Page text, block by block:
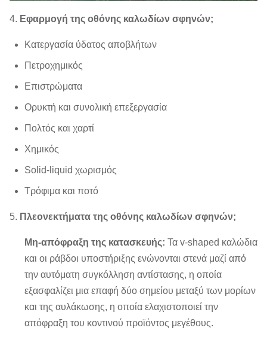
4. Εφαρμογή της οθόνης καλωδίων σφηνών;
Κατεργασία ύδατος αποβλήτων
Πετροχημικός
Επιστρώματα
Ορυκτή και συνολική επεξεργασία
Πολτός και χαρτί
Χημικός
Solid-liquid χωρισμός
Τρόφιμα και ποτό
5. Πλεονεκτήματα της οθόνης καλωδίων σφηνών;
Μη-απόφραξη της κατασκευής: Τα v-shaped καλώδια
και οι ράβδοι υποστήριξης ενώνονται στενά μαζί από
την αυτόματη συγκόλληση αντίστασης, η οποία
εξασφαλίζει μια επαφή δύο σημείου μεταξύ των μορίων
και της αυλάκωσης, η οποία ελαχιστοποιεί την
απόφραξη του κοντινού προϊόντος μεγέθους.